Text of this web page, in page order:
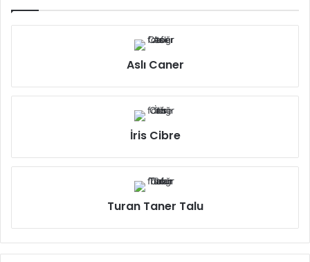
Aslı Caner
İris Cibre
Turan Taner Talu